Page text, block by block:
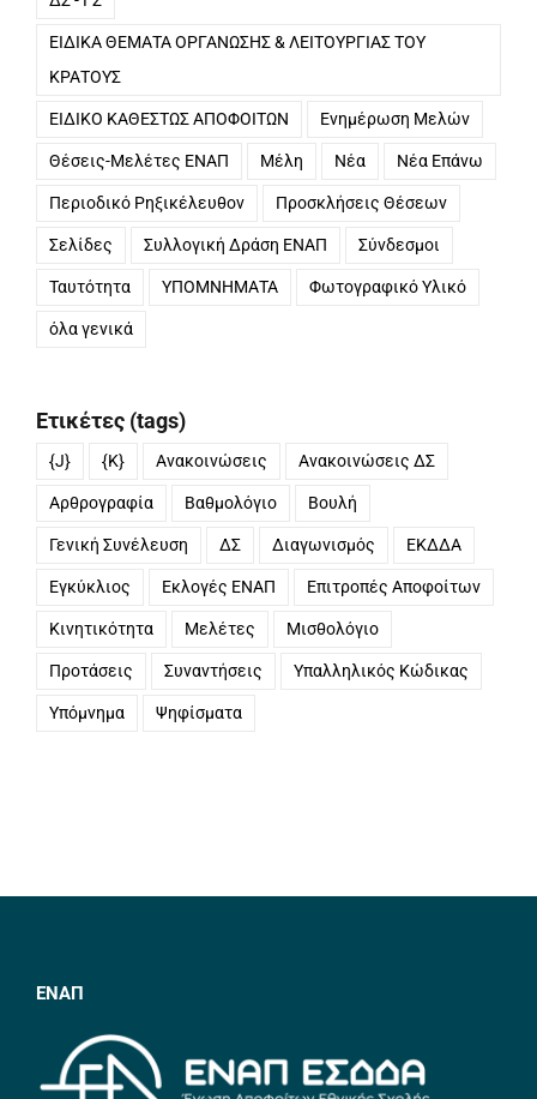
ΕΙΔΙΚΑ ΘΕΜΑΤΑ ΟΡΓΑΝΩΣΗΣ & ΛΕΙΤΟΥΡΓΙΑΣ ΤΟΥ
ΚΡΑΤΟΥΣ
ΕΙΔΙΚΟ ΚΑΘΕΣΤΩΣ ΑΠΟΦΟΙΤΩΝ Ενημέρωση Μελών
Θέσεις-Μελέτες ΕΝΑΠ Μέλη Νέα Νέα Επάνω
Περιοδικό Ρηξικέλευθον Προσκλήσεις Θέσεων
Σελίδες Συλλογική Δράση ΕΝΑΠ Σύνδεσμοι
Ταυτότητα ΥΠΟΜΝΗΜΑΤΑ Φωτογραφικό Υλικό
όλα γενικά
Ετικέτες (tags)
{J} {K} Ανακοινώσεις Ανακοινώσεις ΔΣ
Αρθρογραφία Βαθμολόγιο Βουλή
Γενική Συνέλευση ΔΣ Διαγωνισμός ΕΚΔΔΑ
Εγκύκλιος Εκλογές ΕΝΑΠ Επιτροπές Αποφοίτων
Κινητικότητα Μελέτες Μισθολόγιο
Προτάσεις Συναντήσεις Υπαλληλικός Κώδικας
Υπόμνημα Ψηφίσματα
ΕΝΑΠ